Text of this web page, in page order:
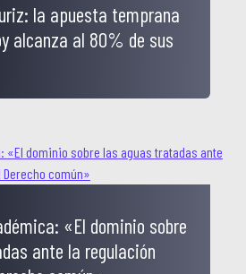
la apuesta temprana
alcanza al 80% de sus
«El dominio sobre
ante la regulación